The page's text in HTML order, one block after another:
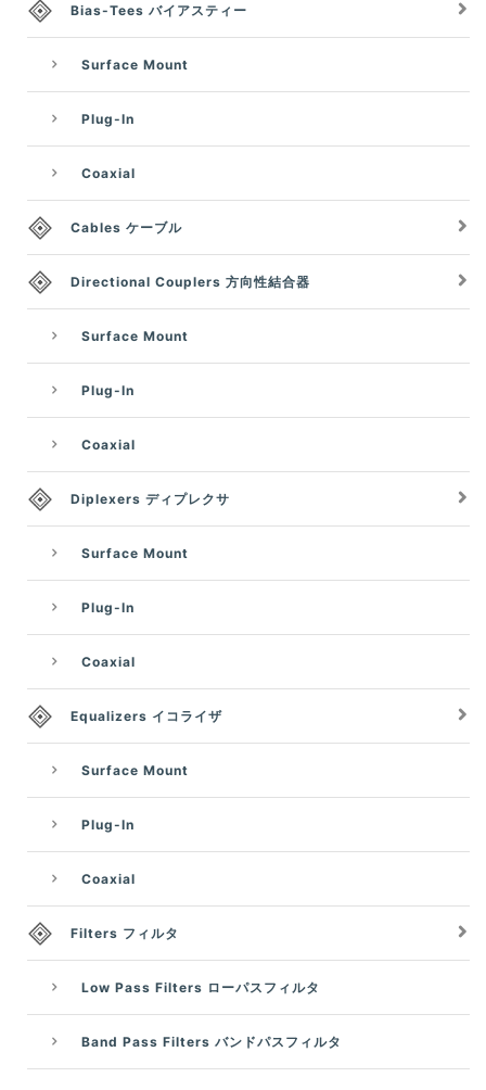
Bias-Tees バイアスティー
Surface Mount
Plug-In
Coaxial
Cables ケーブル
Directional Couplers 方向性結合器
Surface Mount
Plug-In
Coaxial
Diplexers ディプレクサ
Surface Mount
Plug-In
Coaxial
Equalizers イコライザ
Surface Mount
Plug-In
Coaxial
Filters フィルタ
Low Pass Filters ローパスフィルタ
Band Pass Filters バンドパスフィルタ